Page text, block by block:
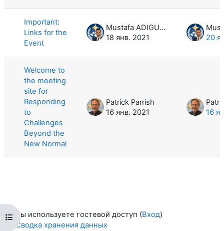
Открыть оглавление курса
Important:
Links for the
Event
Mustafa ADIGUZEL
18 янв. 2021
20
Welcome to
the meeting
site for
Responding
to
Challenges
Beyond the
New Normal
Patrick Parrish
16 янв. 2021
16
Вы используете гостевой доступ (Вход)
Сводка хранения данных